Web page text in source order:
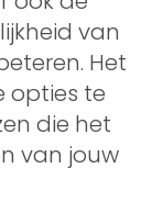
van
Het
opties te
die het
van jouw